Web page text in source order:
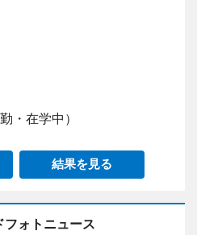
・在学中）
結果を見る
フォトニュース